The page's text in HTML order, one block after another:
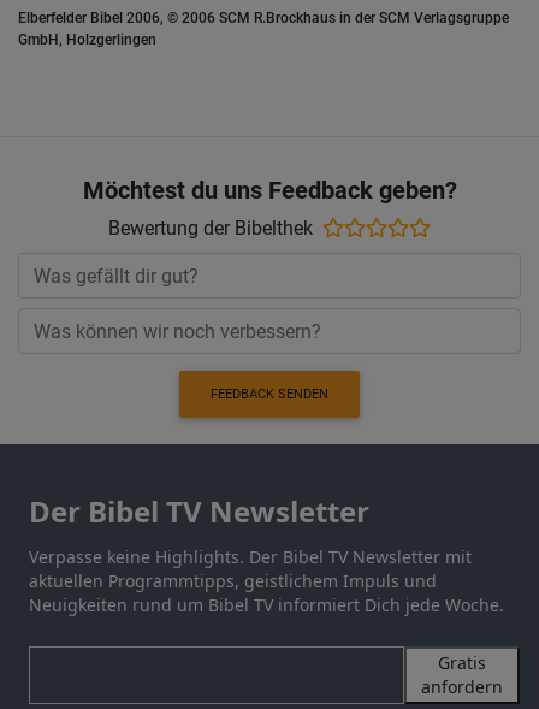
Elberfelder Bibel 2006, © 2006 SCM R.Brockhaus in der SCM Verlagsgruppe
GmbH, Holzgerlingen
Möchtest du uns Feedback geben?
Bewertung der Bibelthek
FEEDBACK SENDEN
Der Bibel TV Newsletter
Verpasse keine Highlights. Der Bibel TV Newsletter mit
aktuellen Programmtipps, geistlichem Impuls und
Neuigkeiten rund um Bibel TV informiert Dich jede Woche.
Gratis
anfordern